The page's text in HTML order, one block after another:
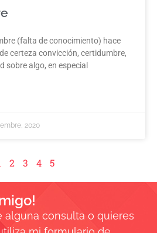
(falta de conocimiento) hace
certeza convicción, certidumbre,
sobre algo, en especial
2020
2 3 4 5
alguna consulta o quieres